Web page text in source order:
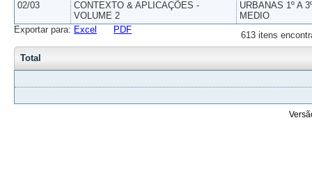
02/03
CONTEXTO & APLICAÇÕES -
VOLUME 2
URBANAS 1º A
MEDIO
613 itens
Exportar para: Excel PDF
Total